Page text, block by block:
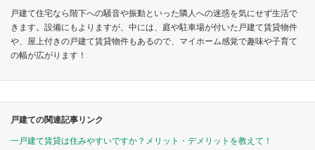
戸建て住宅なら階下への騒音や振動といった隣人への迷惑を気にせず生活で
きます。設備にもよりますが、中には、庭や駐車場が付いた戸建て賃貸物件
や、屋上付きの戸建て賃貸物件もあるので、マイホーム感覚で趣味や子育て
の幅が広がります！
戸建ての関連記事リンク
一戸建て賃貸は住みやすいですか？メリット・デメリットを教えて！